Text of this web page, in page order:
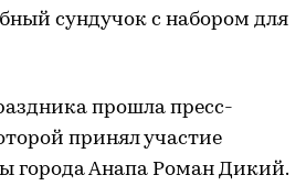
сундучок с набором для
прошла пресс-
принял участие
города Анапа Роман Дикий.